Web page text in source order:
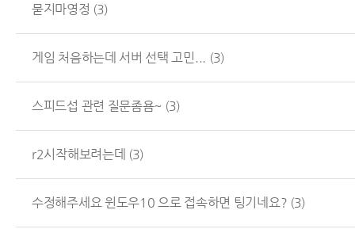
묻지마영정 (3)
게임 처음하는데 서버 선택 고민... (3)
스피드섭 관련 질문좀욤~ (3)
r2시작해보려는데 (3)
수정해주세요 윈도우10 으로 접속하면 팅기네요? (3)